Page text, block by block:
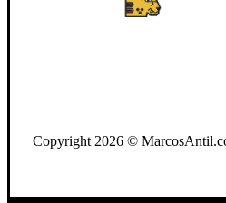
Copyright 2026 ©